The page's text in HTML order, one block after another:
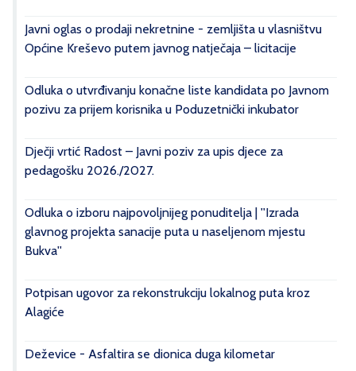
Javni oglas o prodaji nekretnine - zemljišta u vlasništvu
Općine Kreševo putem javnog natječaja – licitacije
Odluka o utvrđivanju konačne liste kandidata po Javnom
pozivu za prijem korisnika u Poduzetnički inkubator
Dječji vrtić Radost – Javni poziv za upis djece za
pedagošku 2026./2027.
Odluka o izboru najpovoljnijeg ponuditelja | ''Izrada
glavnog projekta sanacije puta u naseljenom mjestu
Bukva''
Potpisan ugovor za rekonstrukciju lokalnog puta kroz
Alagiće
Deževice - Asfaltira se dionica duga kilometar